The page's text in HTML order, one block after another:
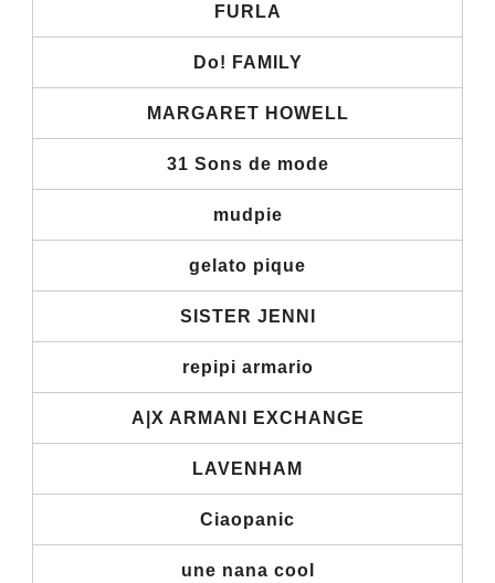
FURLA
Do! FAMILY
MARGARET HOWELL
31 Sons de mode
mudpie
gelato pique
SISTER JENNI
repipi armario
A|X ARMANI EXCHANGE
LAVENHAM
Ciaopanic
une nana cool